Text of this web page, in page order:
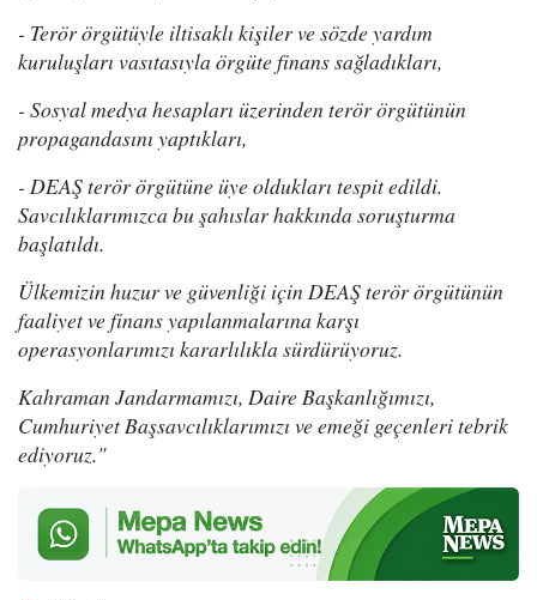
- Terör örgütüyle iltisaklı kişiler ve sözde yardım
kuruluşları vasıtasıyla örgüte finans sağladıkları,
- Sosyal medya hesapları üzerinden terör örgütünün
propagandasını yaptıkları,
- DEAŞ terör örgütüne üye oldukları tespit edildi.
Savcılıklarımızca bu şahıslar hakkında soruşturma
başlatıldı.
Ülkemizin huzur ve güvenliği için DEAŞ terör örgütünün
faaliyet ve finans yapılanmalarına karşı
operasyonlarımızı kararlılıkla sürdürüyoruz.
Kahraman Jandarmamızı, Daire Başkanlığımızı,
Cumhuriyet Başsavcılıklarımızı ve emeği geçenleri tebrik
ediyoruz."